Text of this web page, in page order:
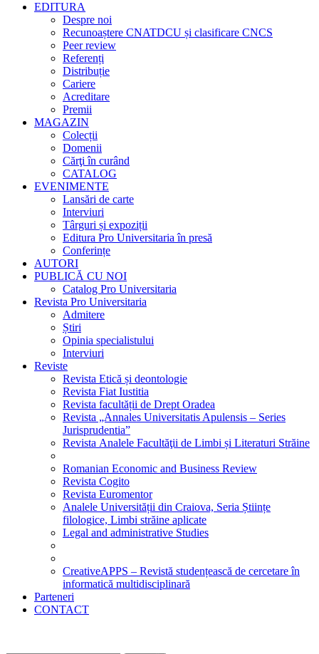
EDITURA
Despre noi
Recunoaștere CNATDCU și clasificare CNCS
Peer review
Referenți
Distribuție
Cariere
Acreditare
Premii
MAGAZIN
Colecții
Domenii
Cărţi în curând
CATALOG
EVENIMENTE
Lansări de carte
Interviuri
Târguri și expoziții
Editura Pro Universitaria în presă
Conferințe
AUTORI
PUBLICĂ CU NOI
Catalog Pro Universitaria
Revista Pro Universitaria
Admitere
Știri
Opinia specialistului
Interviuri
Reviste
Revista Etică și deontologie
Revista Fiat Iustitia
Revista facultății de Drept Oradea
Revista „Annales Universitatis Apulensis – Series
Jurisprudentia”
Revista Analele Facultăţii de Limbi și Literaturi Străine
Romanian Economic and Business Review
Revista Cogito
Revista Euromentor
Analele Universității din Craiova, Seria Științe
filologice, Limbi străine aplicate
Legal and administrative Studies
CreativeAPPS – Revistă studențească de cercetare în
informatică multidisciplinară
Parteneri
CONTACT